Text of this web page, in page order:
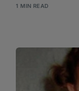
1 MIN READ